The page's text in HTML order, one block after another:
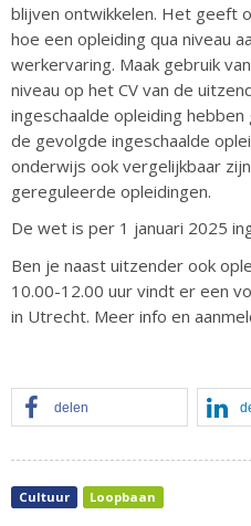
blijven ontwikkelen. Het geeft
hoe een opleiding qua niveau
werkervaring. ​​Maak gebruik
niveau op het CV van de
ingeschaalde opleiding
de gevolgde ingeschaalde
onderwijs ook vergelijkbaar
gereguleerde opleidingen.
De wet is per 1 januari 2025
Ben je naast uitzender ook
10.00-12.00 uur vindt er een
in Utrecht. Meer info en
delen
Cultuur Loopbaan